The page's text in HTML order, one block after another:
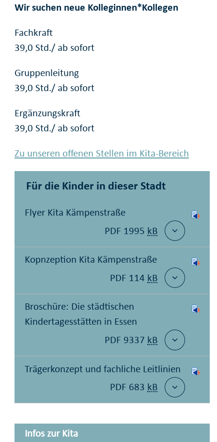
Wir suchen neue Kolleginnen*Kollegen
Fachkraft
39,0 Std./ ab sofort
Gruppenleitung
39,0 Std./ ab sofort
Ergänzungskraft
39,0 Std./ ab sofort
Zu unseren offenen Stellen im Kita-Bereich
Für die Kinder in dieser Stadt
Flyer Kita Kämpenstraße
PDF 1995 kB
Kopnzeption Kita Kämpenstraße
PDF 114 kB
Broschüre: Die städtischen
Kindertagesstätten in Essen
PDF 9337 kB
Trägerkonzept und fachliche Leitlinien
PDF 683 kB
Infos zur Kita